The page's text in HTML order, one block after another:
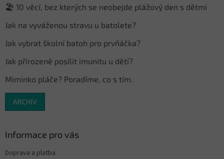
🏖️ 10 věcí, bez kterých se neobejde plážový den s dětmi
Jak na vyváženou stravu u batolete?
Jak vybrat školní batoh pro prvňáčka?
Jak přirozeně posílit imunitu u dětí?
Miminko pláče? Poradíme, co s tím.
ARCHIV
Informace pro vás
Doprava a platba